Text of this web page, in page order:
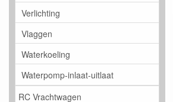
Verlichting
Vlaggen
Waterkoeling
Waterpomp-inlaat-uitlaat
RC Vrachtwagen